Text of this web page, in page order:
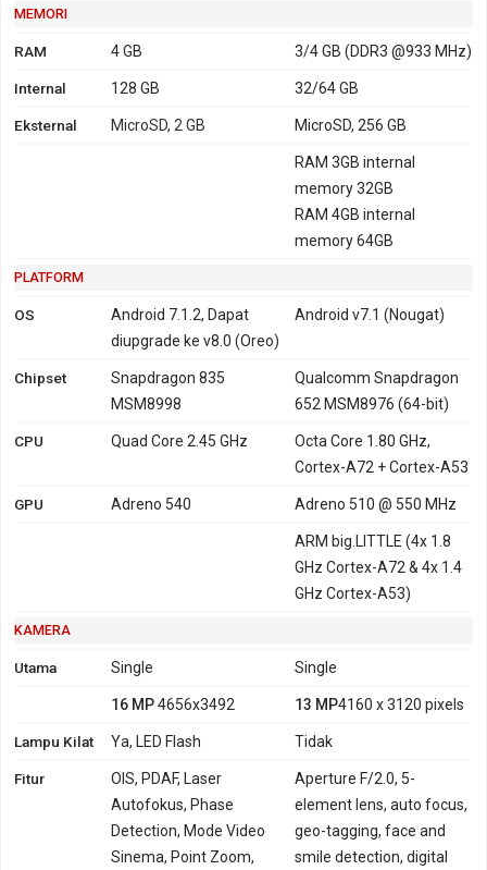
MEMORI
RAM 4 GB 3/4 GB (DDR3 @933 MHz)
Internal 128 GB 32/64 GB
Eksternal MicroSD, 2 GB MicroSD, 256 GB
RAM 3GB internal
memory 32GB
RAM 4GB internal
memory 64GB
PLATFORM
OS
Android 7.1.2, Dapat
diupgrade ke v8.0 (Oreo)
Android v7.1 (Nougat)
Chipset
Snapdragon 835
MSM8998
Qualcomm Snapdragon
652 MSM8976 (64-bit)
CPU Quad Core 2.45 GHz
Octa Core 1.80 GHz,
Cortex-A72 + Cortex-A53
GPU Adreno 540 Adreno 510 @ 550 MHz
ARM big.LITTLE (4x 1.8
GHz Cortex-A72 & 4x 1.4
GHz Cortex-A53)
KAMERA
Utama Single Single
16 MP4656x3492 13 MP4160 x 3120 pixels
Lampu Kilat Ya, LED Flash Tidak
Fitur
OIS, PDAF, Laser
Autofokus, Phase
Detection, Mode Video
Sinema, Point Zoom,
Aperture F/2.0, 5-
element lens, auto focus,
geo-tagging, face and
smile detection, digital